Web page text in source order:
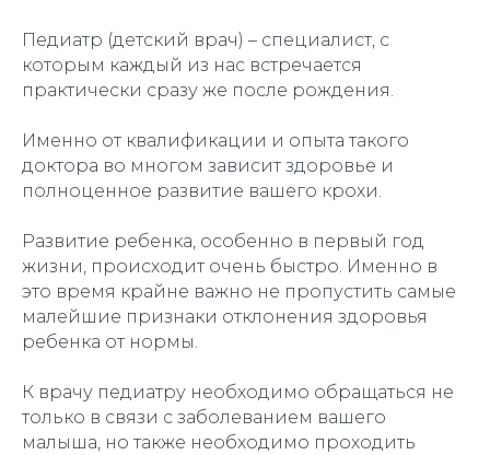
Педиатр (детский врач) – специалист, с
которым каждый из нас встречается
практически сразу же после рождения.
Именно от квалификации и опыта такого
доктора во многом зависит здоровье и
полноценное развитие вашего крохи.
Развитие ребенка, особенно в первый год
жизни, происходит очень быстро. Именно в
это время крайне важно не пропустить самые
малейшие признаки отклонения здоровья
ребенка от нормы.
К врачу педиатру необходимо обращаться не
только в связи с заболеванием вашего
малыша, но также необходимо проходить